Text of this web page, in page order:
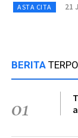
ASTA CITA 21
BERITA
01